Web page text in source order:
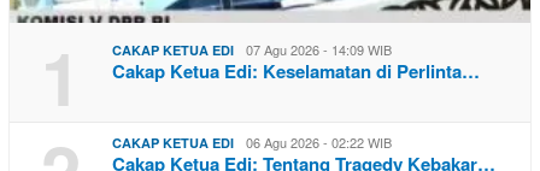
1 CAKAP KETUA EDI 07 Agu 2026 - 14:09 WIB
Cakap Ketua Edi: Keselamatan di Perlinta…
CAKAP KETUA EDI 06 Agu 2026 - 02:22 WIB
Cakap Ketua Edi: Tentang Tragedy Kebakar…